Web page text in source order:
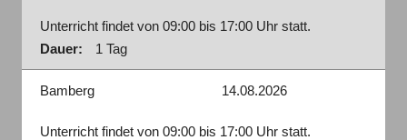
Bamberg 14.08.2026
Unterricht findet von 09:00 bis 17:00 Uhr statt.
Unterricht findet von 09:00 bis 17:00 Uhr statt.
Dauer:
1 Tag